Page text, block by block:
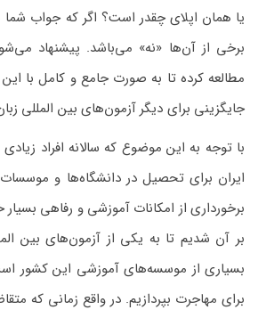
یا همان اپلای چقدر است؟ اگر که جواب شما
برخی از آن‌ها «نه» می‌باشد. پیشنهاد
مطالعه کرده تا به صورت جامع و کامل با
جایگزینی برای دیگر آزمون‌های بین المللی
با توجه به این موضوع که سالانه افراد زیادی
ایران برای تحصیل در دانشگاه‌ها و موسسات
برخورداری از امکانات آموزشی و رفاهی
بر آن شدیم تا به یکی از آزمون‌های بین
بسیاری از موسسه‌های آموزشی این کشور
برای مهاجرت بپردازیم. در واقع زمانی که